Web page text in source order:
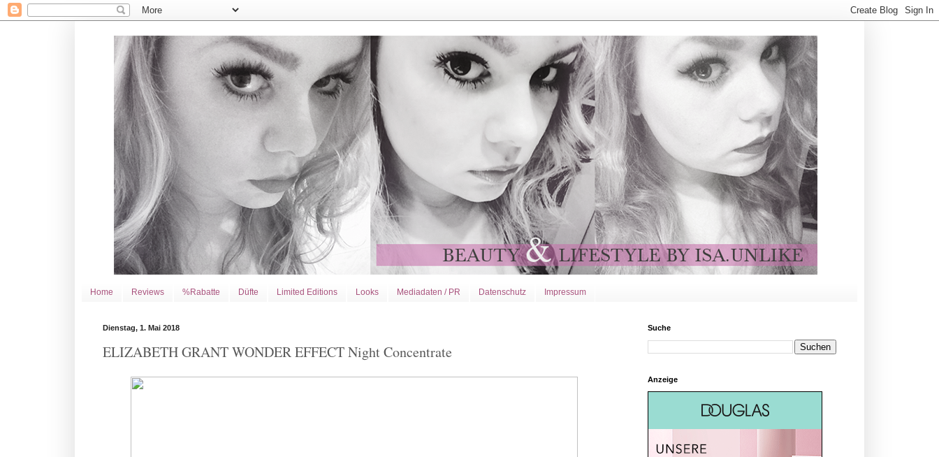
Home Reviews %Rabatte Düfte Limited Editions Looks Mediadaten / PR Datenschutz Impressum
Dienstag, 1. Mai 2018
ELIZABETH GRANT WONDER EFFECT Night Concentrate
Suche
Anzeige